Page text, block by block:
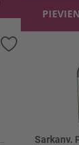
Pievienot